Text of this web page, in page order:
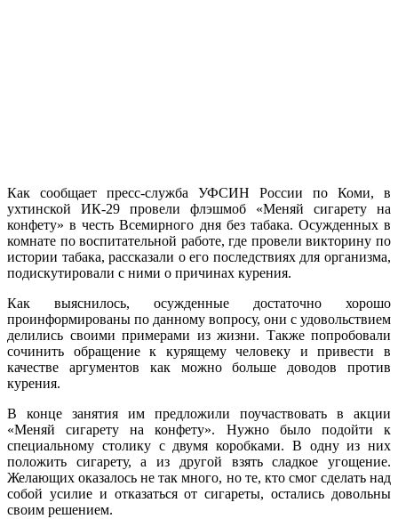
Как сообщает пресс-служба УФСИН России по Коми, в
ухтинской ИК-29 провели флэшмоб «Меняй сигарету на
конфету» в честь Всемирного дня без табака. Осужденных в
комнате по воспитательной работе, где провели викторину по
истории табака, рассказали о его последствиях для организма,
подискутировали с ними о причинах курения.
Как выяснилось, осужденные достаточно хорошо
проинформированы по данному вопросу, они с удовольствием
делились своими примерами из жизни. Также попробовали
сочинить обращение к курящему человеку и привести в
качестве аргументов как можно больше доводов против
курения.
В конце занятия им предложили поучаствовать в акции
«Меняй сигарету на конфету». Нужно было подойти к
специальному столику с двумя коробками. В одну из них
положить сигарету, а из другой взять сладкое угощение.
Желающих оказалось не так много, но те, кто смог сделать над
собой усилие и отказаться от сигареты, остались довольны
своим решением.